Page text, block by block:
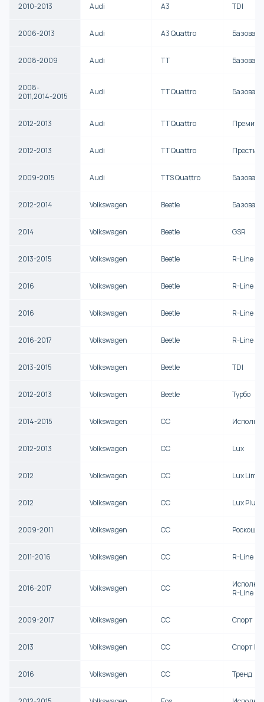
2010-2013 Audi A3 TDI
2006-2013 Audi A3 Quattro Базовая
2008-2009 Audi TT Базовая
2008-
2011,2014-2015
Audi TT Quattro Базовая
2012-2013 Audi TT Quattro
2012-2013 Audi TT Quattro Престиж
2009-2015 Audi TTS Quattro Базовая
2012-2014 Volkswagen Beetle Базовая
2014 Volkswagen Beetle GSR
2013-2015 Volkswagen Beetle R-Line
2016 Volkswagen Beetle R-Line S
2016 Volkswagen Beetle R-Line SE
2016-2017 Volkswagen Beetle R-Line
2013-2015 Volkswagen Beetle TDI
2012-2013 Volkswagen Beetle Турбо
2014-2015 Volkswagen CC
2012-2013 Volkswagen CC Lux
2012 Volkswagen CC Lux
2012 Volkswagen CC Lux Plus
2009-2011 Volkswagen CC Роскошь
2011-2016 Volkswagen CC R-Line
2016-2017 Volkswagen CC
R-Line
2009-2017 Volkswagen CC Спорт
2013 Volkswagen CC Спорт
2016 Volkswagen CC Тренд